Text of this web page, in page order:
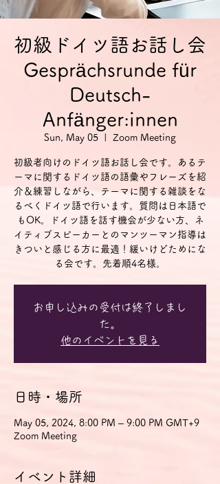
初級ドイツ語お話し会
Gesprächsrunde für
Deutsch-
Anfänger:innen
Sun, May 05 Zoom Meeting
初級者向けのドイツ語お話し会です。あるテ
ーマに関するドイツ語の語彙やフレーズを紹
介＆練習しながら、テーマに関する雑談をな
るべくドイツ語で行います。質問は日本語で
もOK。ドイツ語を話す機会が少ない方、ネ
イティブスピーカーとのマンツーマン指導は
きついと感じる方に最適！緩いけどためにな
る会です。先着順4名様。
お申し込みの受付は終了しまし
た。
他のイベントを見る
日時・場所
May 05, 2024, 8:00 PM – 9:00 PM GMT+9
Zoom Meeting
イベント詳細